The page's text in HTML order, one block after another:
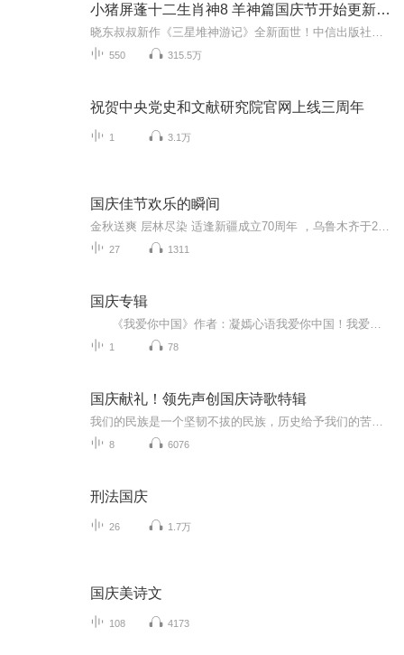
小猪屏蓬十二生肖神8 羊神篇国庆节开始更新啦！
550 315.5万
祝贺中央党史和文献研究院官网上线三周年
1 3.1万
国庆佳节欢乐的瞬间
27 1311
国庆专辑
1 78
国庆献礼！领先声创国庆诗歌特辑
8 6076
刑法国庆
26 1.7万
国庆美诗文
108 4173